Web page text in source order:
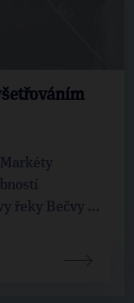
řeky Bečvy ...